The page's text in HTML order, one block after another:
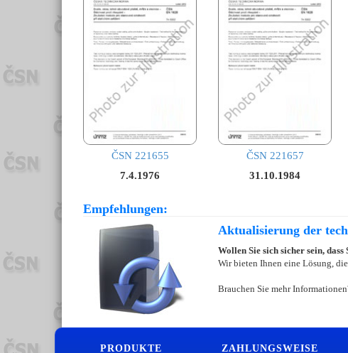
ČSN 221655
7.4.1976
ČSN 221657
31.10.1984
Empfehlungen:
Aktualisierung der
Wollen Sie sich sicher sein,
Wir bieten Ihnen eine Lösung,
Brauchen Sie mehr
PRODUKTE ZAHLUNGSWEISE